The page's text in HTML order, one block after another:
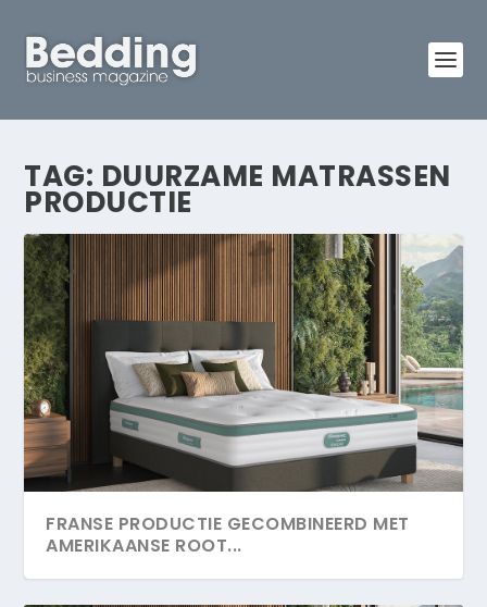
TAG: DUURZAME MATRASSEN
PRODUCTIE
FRANSE PRODUCTIE GECOMBINEERD MET
AMERIKAANSE ROOT...